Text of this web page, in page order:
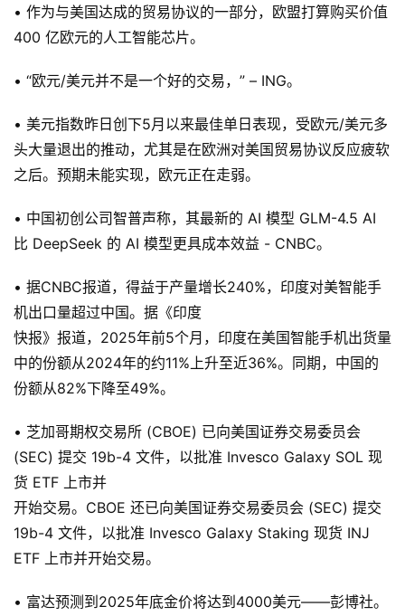
• 作为与美国达成的贸易协议的一部分，欧盟打算购买价值
400 亿欧元的人工智能芯片。
• “欧元/美元并不是一个好的交易，” – ING。
• 美元指数昨日创下5月以来最佳单日表现，受欧元/美元多
头大量退出的推动，尤其是在欧洲对美国贸易协议反应疲软
之后。预期未能实现，欧元正在走弱。
• 中国初创公司智普声称，其最新的 AI 模型 GLM-4.5 AI
比 DeepSeek 的 AI 模型更具成本效益 - CNBC。
• 据CNBC报道，得益于产量增长240%，印度对美智能手
机出口量超过中国。据《印度
快报》报道，2025年前5个月，印度在美国智能手机出货量
中的份额从2024年的约11%上升至近36%。同期，中国的
份额从82%下降至49%。
• 芝加哥期权交易所 (CBOE) 已向美国证券交易委员会
(SEC) 提交 19b-4 文件，以批准 Invesco Galaxy SOL 现
货 ETF 上市并
开始交易。CBOE 还已向美国证券交易委员会 (SEC) 提交
19b-4 文件，以批准 Invesco Galaxy Staking 现货 INJ
ETF 上市并开始交易。
• 富达预测到2025年底金价将达到4000美元——彭博社。